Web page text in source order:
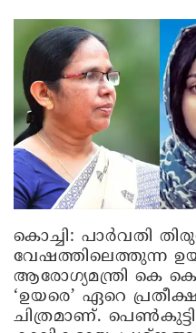
കൊച്ചി: പാര്‍വതി
വേഷത്തിലെത്തുന്ന
ആരോഗ്യമന്ത്രി കെ
‘ഉയരെ’ ഏറെ
ചിത്രമാണ്.